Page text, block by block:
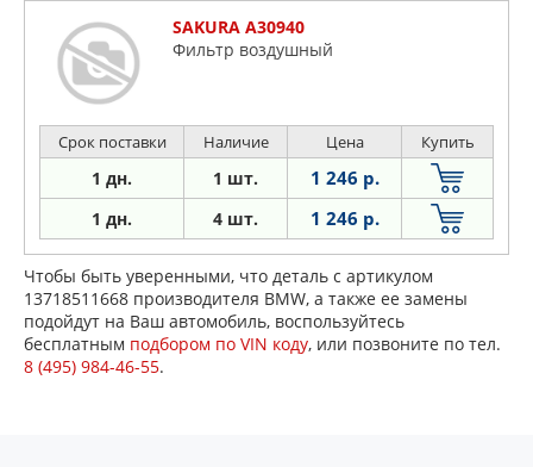
SAKURA A30940
Фильтр воздушный
Срок поставки Наличие Цена Купить
1 дн. 1 шт. 1 246 р.
1 дн. 4 шт. 1 246 р.
Чтобы быть уверенными, что деталь с артикулом
13718511668 производителя BMW, а также ее замены
подойдут на Ваш автомобиль, воспользуйтесь
бесплатным подбором по VIN коду, или позвоните по тел.
8 (495) 984-46-55.